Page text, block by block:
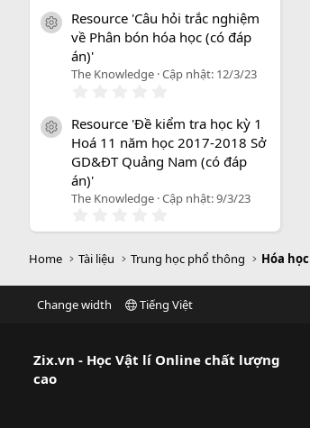
0
0
s
o
icon tài liệu
Resource 'Câu hỏi trắc nghiệm
về Phân bón hóa học (có đáp
án)'
The Knowledge Cập nhật: 12/3/23
0
0
s
a
o
icon tài liệu
Resource 'Đề kiểm tra học kỳ 1
Hoá 11 năm học 2017-2018 Sở
GD&ĐT Quảng Nam (có đáp
án)'
The Knowledge Cập nhật:9/3/23
.
0
s
a
Home Tài liệu Trung học phổ thông Hóa học
Change width Tiếng Việt
Zix.vn - Học Vật lí Online chất lượng
cao